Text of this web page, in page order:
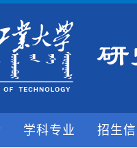
学科专业 招生